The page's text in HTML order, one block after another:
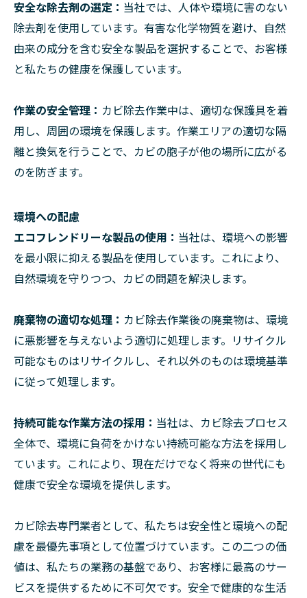
安全な除去剤の選定： 当社では、人体や環境に害のない
除去剤を使用しています。有害な化学物質を避け、自然
由来の成分を含む安全な製品を選択することで、お客様
と私たちの健康を保護しています。
作業の安全管理： カビ除去作業中は、適切な保護具を着
用し、周囲の環境を保護します。作業エリアの適切な隔
離と換気を行うことで、カビの胞子が他の場所に広がる
のを防ぎます。
環境への配慮
エコフレンドリーな製品の使用： 当社は、環境への影響
を最小限に抑える製品を使用しています。これにより、
自然環境を守りつつ、カビの問題を解決します。
廃棄物の適切な処理： カビ除去作業後の廃棄物は、環境
に悪影響を与えないよう適切に処理します。リサイクル
可能なものはリサイクルし、それ以外のものは環境基準
に従って処理します。
持続可能な作業方法の採用： 当社は、カビ除去プロセス
全体で、環境に負荷をかけない持続可能な方法を採用し
ています。これにより、現在だけでなく将来の世代にも
健康で安全な環境を提供します。
カビ除去専門業者として、私たちは安全性と環境への配
慮を最優先事項として位置づけています。この二つの価
値は、私たちの業務の基盤であり、お客様に最高のサー
ビスを提供するために不可欠です。安全で健康的な生活